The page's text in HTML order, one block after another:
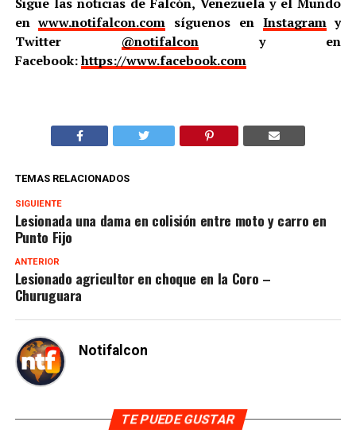
Sigue las noticias de Falcón, Venezuela y el Mundo
enwww.notifalcon.com síguenos en Instagramy
Twitter @notifalcony en
Facebook:https://www.facebook.com
TEMAS RELACIONADOS
SIGUIENTE
Lesionada una dama en colisión entre moto y carro en
Punto Fijo
ANTERIOR
Lesionado agricultor en choque en la Coro –
Churuguara
Notifalcon
TE PUEDE GUSTAR